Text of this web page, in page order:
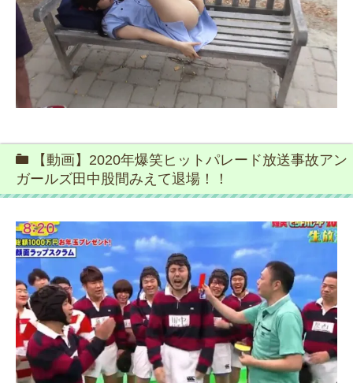
【動画】2020年爆笑ヒットパレード放送事故アン
ガールズ田中股間みえて退場！！